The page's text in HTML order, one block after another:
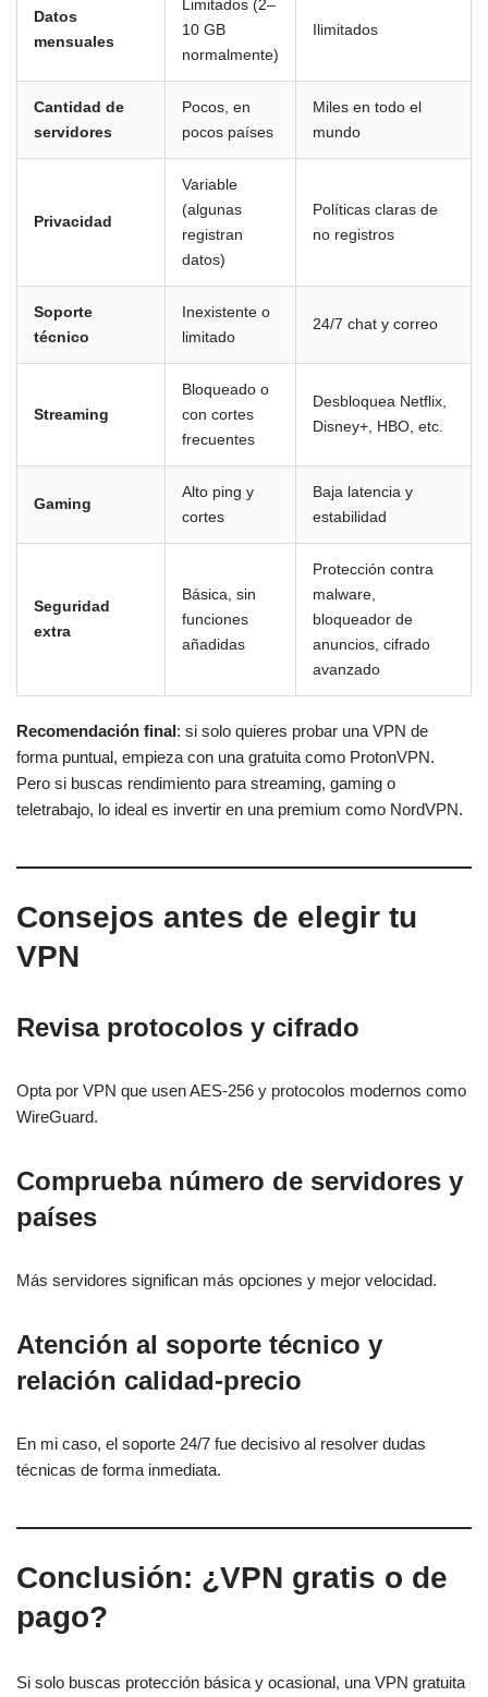
Datos
mensuales
Limitados (2–
10 GB
normalmente)
Ilimitados
Cantidad de
servidores
Pocos, en
pocos países
Miles en todo el
mundo
Privacidad
Variable
(algunas
registran
datos)
Políticas claras de
no registros
Soporte
técnico
Inexistente o
limitado
24/7 chat y correo
Streaming
Bloqueado o
con cortes
frecuentes
Desbloquea Netflix,
Disney+, HBO, etc.
Gaming
Alto ping y
cortes
Baja latencia y
estabilidad
Seguridad
extra
Básica, sin
funciones
añadidas
Protección contra
malware,
bloqueador de
anuncios, cifrado
avanzado
Recomendación final: si solo quieres probar una VPN de
forma puntual, empieza con una gratuita como ProtonVPN.
Pero si buscas rendimiento para streaming, gaming o
teletrabajo, lo ideal es invertir en una premium como NordVPN.
Consejos antes de elegir tu
VPN
Revisa protocolos y cifrado
Opta por VPN que usen AES-256 y protocolos modernos como
WireGuard.
Comprueba número de servidores y
países
Más servidores significan más opciones y mejor velocidad.
Atención al soporte técnico y
relación calidad-precio
En mi caso, el soporte 24/7 fue decisivo al resolver dudas
técnicas de forma inmediata.
Conclusión: ¿VPN gratis o de
pago?
Si solo buscas protección básica y ocasional, una VPN gratuita